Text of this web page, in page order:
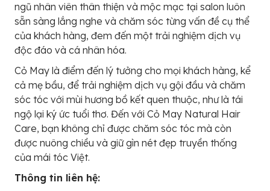
ngũ nhân viên thân thiện và mộc mạc tại salon luôn
sẵn sàng lắng nghe và chăm sóc từng vấn đề cụ thể
của khách hàng, đem đến một trải nghiệm dịch vụ
độc đáo và cá nhân hóa.
Cỏ May là điểm đến lý tưởng cho mọi khách hàng, kể
cả mẹ bầu, để trải nghiệm dịch vụ gội đầu và chăm
sóc tóc với mùi hương bồ kết quen thuộc, như là tái
ngộ lại ký ức tuổi thơ. Đến với Cỏ May Natural Hair
Care, bạn không chỉ được chăm sóc tóc mà còn
được nuông chiều và giữ gìn nét đẹp truyền thống
của mái tóc Việt.
Thông tin liên hệ: